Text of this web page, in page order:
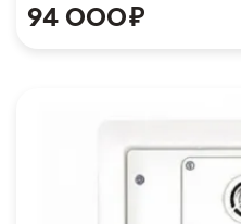
94 000₽